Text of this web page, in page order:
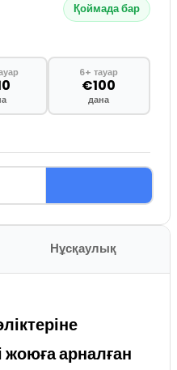
Қоймада бар
6+ тауар
€100
дана
Нұсқаулық
жоюға арналған